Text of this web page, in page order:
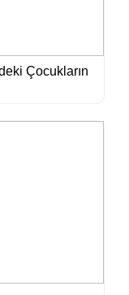
Çocukların